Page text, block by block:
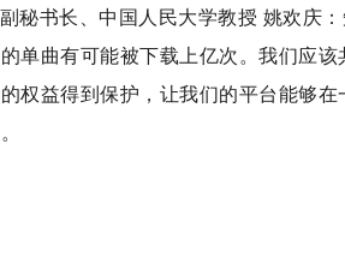
秘书长、中国人民大学教授 姚欢庆
单曲有可能被下载上亿次。我们应
权益得到保护，让我们的平台能够